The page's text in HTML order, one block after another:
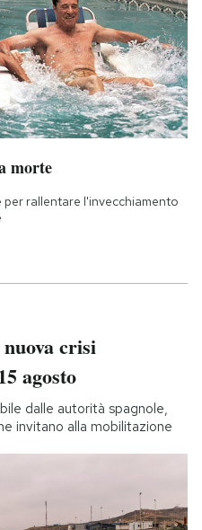
morte
rallentare l'invecchiamento
crisi
agosto
dalle autorità spagnole,
invitano alla mobilitazione